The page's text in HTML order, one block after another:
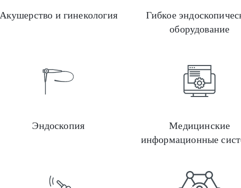
Акушерство и гинекология
Гибкое
оборудование
Эндоскопия
Медицинские
информационные
Хирургическое оборудование